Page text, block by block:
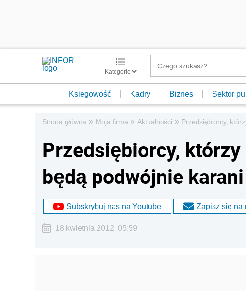
Kategorie
Księgowość Kadry Biznes Sektor
Strona główna » Moja firma » Aktualności » Przedsiębiorcy,
Przedsiębiorcy, którzy
będą podwójnie karani
Subskrybuj nas na Youtube Zapisz się na
18 kwietnia 2012, 05:59